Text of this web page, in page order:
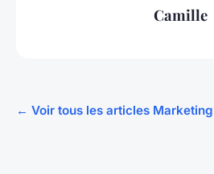
Camille
← Voir tous les articles Marketing